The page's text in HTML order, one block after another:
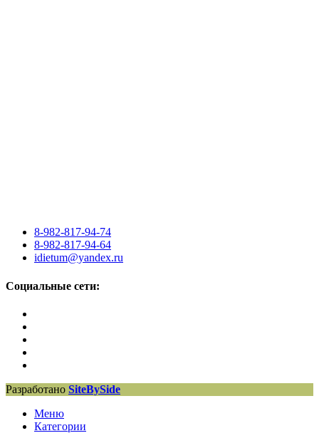
8-982-817-94-74
8-982-817-94-64
idietum@yandex.ru
Социальные сети:
Разработано SiteBySide
Меню
Категории